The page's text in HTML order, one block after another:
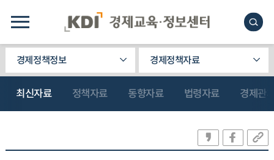
경제정책정보 경제정책자료
최신자료 정책자료 동향자료 법령자료 경제관